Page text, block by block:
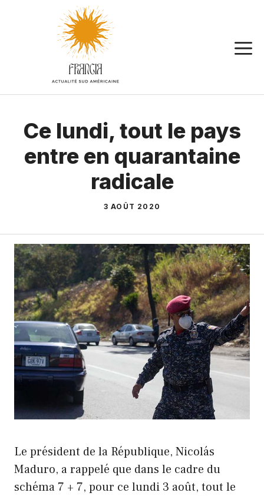
Ce lundi, tout le pays
entre en quarantaine
radicale
3 AOÛT 2020
Le président de la République, Nicolás
Maduro, a rappelé que dans le cadre du
schéma 7 + 7, pour ce lundi 3 août, tout le